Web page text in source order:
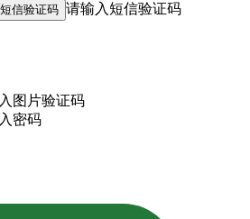
信验证码 请输入短信验证码
图片验证码
密码